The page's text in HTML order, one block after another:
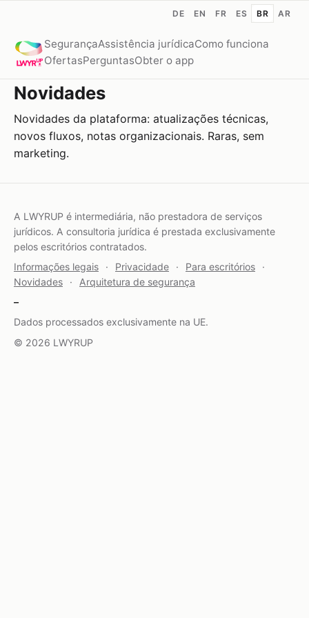
DE EN FR ES BR AR
SegurançaAssistência jurídicaComo funciona
OfertasPerguntasObter o app
Novidades
Novidades da plataforma: atualizações técnicas,
novos fluxos, notas organizacionais. Raras, sem
marketing.
A LWYRUP é intermediária, não prestadora de serviços
jurídicos. A consultoria jurídica é prestada exclusivamente
pelos escritórios contratados.
Informações legais
· Privacidade · Para escritórios
·
Novidades
·
Arquitetura de segurança
–
Dados processados exclusivamente na UE.
© 2026 LWYRUP